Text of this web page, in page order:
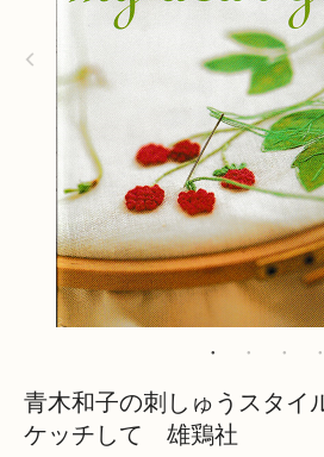
青木和子の刺しゅうスタ
ケッチして 雄鶏社